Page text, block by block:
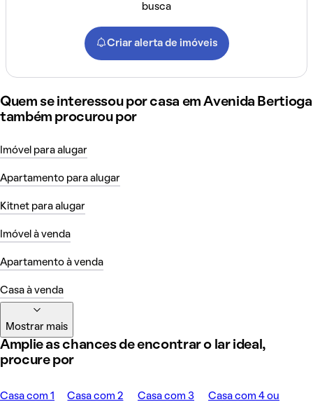
busca
Criar alerta de imóveis
Quem se interessou por casa em Avenida Bertioga
também procurou por
Imóvel para alugar
Apartamento para alugar
Kitnet para alugar
Imóvel à venda
Apartamento à venda
Casa à venda
Mostrar mais
Amplie as chances de encontrar o lar ideal,
procure por
Casa com 1
Casa com 2
Casa com 3
Casa com 4 ou